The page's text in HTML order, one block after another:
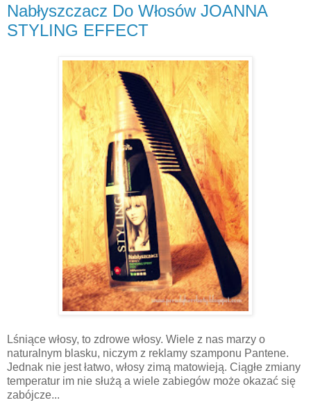
Nabłyszczacz Do Włosów JOANNA
STYLING EFFECT
Lśniące włosy, to zdrowe włosy. Wiele z nas marzy o
naturalnym blasku, niczym z reklamy szamponu Pantene.
Jednak nie jest łatwo, włosy zimą matowieją. Ciągłe zmiany
temperatur im nie służą a wiele zabiegów może okazać się
zabójcze...